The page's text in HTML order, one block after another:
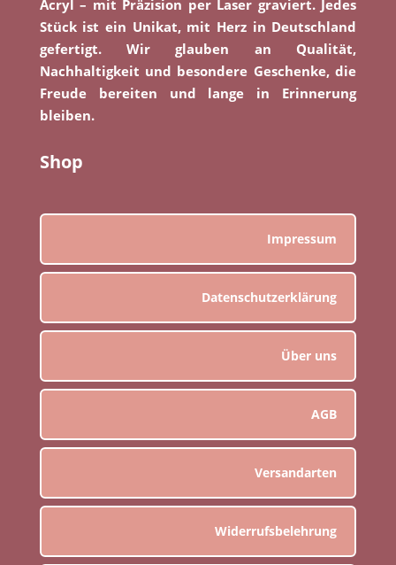
Acryl – mit Präzision per Laser graviert. Jedes
Stück ist ein Unikat, mit Herz in Deutschland
gefertigt. Wir glauben an Qualität,
Nachhaltigkeit und besondere Geschenke, die
Freude bereiten und lange in Erinnerung
bleiben.
Shop
Impressum
Datenschutzerklärung
Über uns
AGB
Versandarten
Widerrufsbelehrung